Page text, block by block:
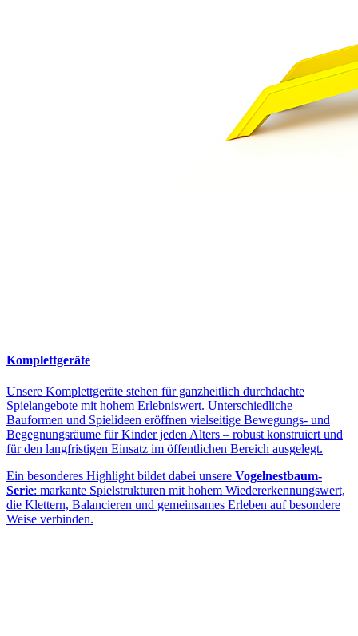
Komplettgeräte
Unsere Komplettgeräte stehen für ganzheitlich durchdachte
Spielangebote mit hohem Erlebniswert. Unterschiedliche
Bauformen und Spielideen eröffnen vielseitige Bewegungs- und
Begegnungsräume für Kinder jeden Alters – robust konstruiert und
für den langfristigen Einsatz im öffentlichen Bereich ausgelegt.
Ein besonderes Highlight bildet dabei unsere Vogelnestbaum-
Serie: markante Spielstrukturen mit hohem Wiedererkennungswert,
die Klettern, Balancieren und gemeinsames Erleben auf besondere
Weise verbinden.